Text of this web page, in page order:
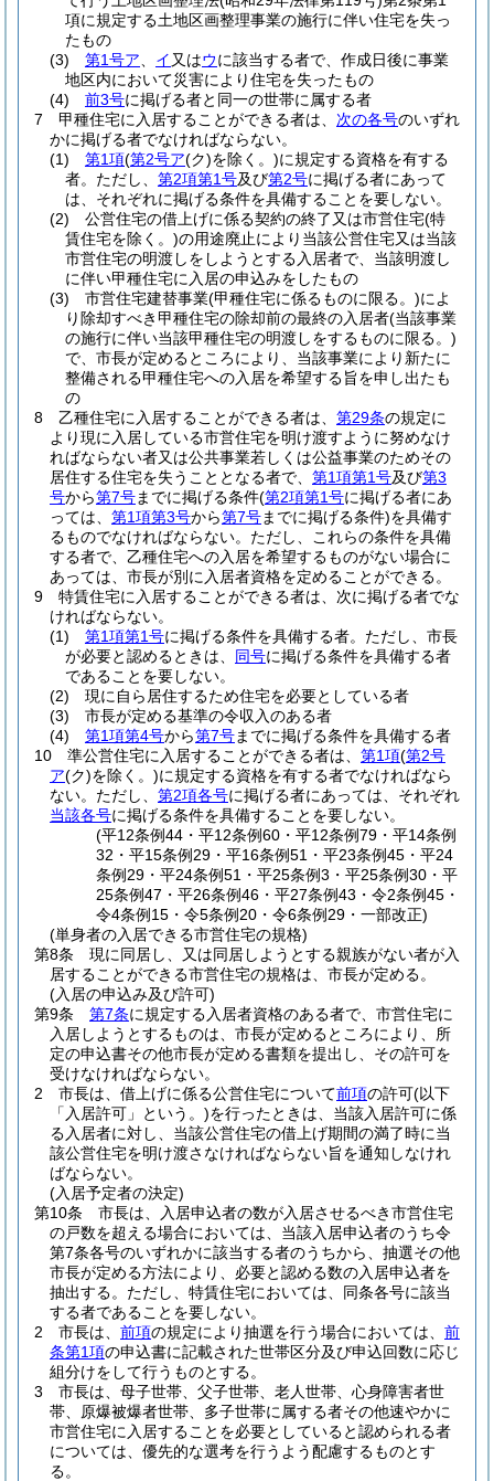
項に規定する土地区画整理事業の施行に伴い住宅を失っ
たもの
(3)
第1号ア イ 又はウに該当する者で、作成日後に事業
地区内において災害により住宅を失ったもの
(4)
前3号に掲げる者と同一の世帯に属する者
7
甲種住宅に入居することができる者は、 次の各号のいずれ
かに掲げる者でなければならない。
(1)
第1項(第2号ア(ク)を除く。)に規定する資格を有する
者。 ただし、 第2項第1号及び第2号に掲げる者にあって
は、それぞれに掲げる条件を具備することを要しない。
(2)
公営住宅の借上げに係る契約の終了又は市営住宅(特
賃住宅を除く。)の用途廃止により当該公営住宅又は当該
市営住宅の明渡しをしようとする入居者で、当該明渡し
に伴い甲種住宅に入居の申込みをしたもの
(3)
市営住宅建替事業(甲種住宅に係るものに限る。)によ
り除却すべき甲種住宅の除却前の最終の入居者(当該事業
の施行に伴い当該甲種住宅の明渡しをするものに限る。)
で、市長が定めるところにより、当該事業により新たに
整備される甲種住宅への入居を希望する旨を申し出たも
の
8
乙種住宅に入居することができる者は、 第29条の規定に
より現に入居している市営住宅を明け渡すように努めなけ
ればならない者又は公共事業若しくは公益事業のためその
居住する住宅を失うこととなる者で、 第1項第1号及び第3
号から第7号までに掲げる条件(第2項第1号に掲げる者にあ
っては、 第1項第3号から第7号までに掲げる条件)を具備す
るものでなければならない。 ただし、これらの条件を具備
する者で、乙種住宅への入居を希望するものがない場合に
あっては、市長が別に入居者資格を定めることができる。
9
特賃住宅に入居することができる者は、次に掲げる者でな
ければならない。
(1)
第1項第1号に掲げる条件を具備する者。 ただし、市長
が必要と認めるときは、 同号に掲げる条件を具備する者
であることを要しない。
(2)
現に自ら居住するため住宅を必要としている者
(3)
市長が定める基準の令収入のある者
(4)
第1項第4号から第7号までに掲げる条件を具備する者
10
準公営住宅に入居することができる者は、 第1項(第2号
ア(ク)を除く。)に規定する資格を有する者でなければなら
ない。 ただし、 第2項各号に掲げる者にあっては、それぞれ
当該各号に掲げる条件を具備することを要しない。
(平12条例44・平12条例60・平12条例79・平14条例
32・平15条例29・平16条例51・平23条例45・平24
条例29・平24条例51・平25条例3・平25条例30・平
25条例47・平26条例46・平27条例43・令2条例45・
令4条例15・令5条例20・令6条例29・一部改正)
(単身者の入居できる市営住宅の規格)
第8条
現に同居し、又は同居しようとする親族がない者が入
居することができる市営住宅の規格は、市長が定める。
(入居の申込み及び許可)
第9条
第7条に規定する入居者資格のある者で、市営住宅に
入居しようとするものは、市長が定めるところにより、所
定の申込書その他市長が定める書類を提出し、その許可を
受けなければならない。
2
市長は、借上げに係る公営住宅について前項の許可(以下
「入居許可」という。)を行ったときは、当該入居許可に係
る入居者に対し、当該公営住宅の借上げ期間の満了時に当
該公営住宅を明け渡さなければならない旨を通知しなけれ
ばならない。
(入居予定者の決定)
第10条
市長は、入居申込者の数が入居させるべき市営住宅
の戸数を超える場合においては、当該入居申込者のうち令
第7条各号のいずれかに該当する者のうちから、抽選その他
市長が定める方法により、必要と認める数の入居申込者を
抽出する。 ただし、特賃住宅においては、同条各号に該当
する者であることを要しない。
2
市長は、 前項の規定により抽選を行う場合においては、 前
条第1項の申込書に記載された世帯区分及び申込回数に応じ
組分けをして行うものとする。
3
市長は、母子世帯、父子世帯、老人世帯、心身障害者世
帯、原爆被爆者世帯、多子世帯に属する者その他速やかに
市営住宅に入居することを必要としていると認められる者
については、優先的な選考を行うよう配慮するものとす
る。